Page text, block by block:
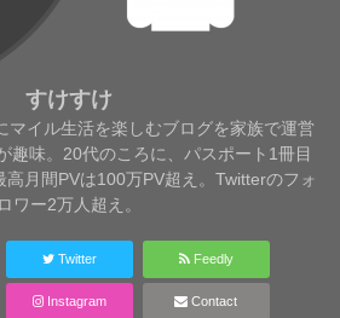
すけすけ
マイル生活を楽しむブログを家族で運営
趣味。20代のころに、パスポート1冊目
月間PVは100万PV超え。Twitterのフォ
ロワー2万人超え。
Twitter Feedly
Instagram Contact